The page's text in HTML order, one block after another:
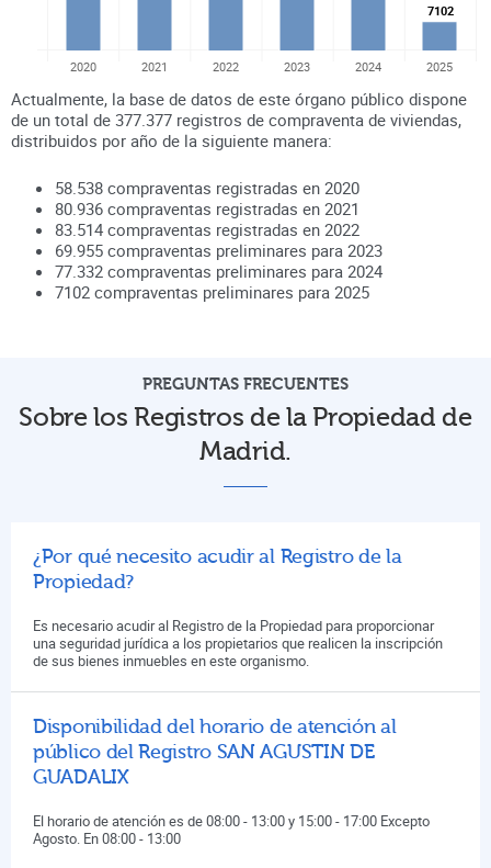
7102
7102
2020 2021 2022 2023 2024 2025
Actualmente, la base de datos de este órgano público dispone
de un total de 377.377 registros de compraventa de viviendas,
distribuidos por año de la siguiente manera:
58.538 compraventas registradas en 2020
80.936 compraventas registradas en 2021
83.514 compraventas registradas en 2022
69.955 compraventas preliminares para 2023
77.332 compraventas preliminares para 2024
7102 compraventas preliminares para 2025
PREGUNTAS FRECUENTES
Sobre los Registros de la Propiedad de
Madrid.
¿Por qué necesito acudir al Registro de la
Propiedad?
Es necesario acudir al Registro de la Propiedad para proporcionar
una seguridad jurídica a los propietarios que realicen la inscripción
de sus bienes inmuebles en este organismo.
Disponibilidad del horario de atención al
público del Registro SAN AGUSTIN DE
GUADALIX
El horario de atención es de 08:00 - 13:00 y 15:00 - 17:00 Excepto
Agosto. En 08:00 - 13:00